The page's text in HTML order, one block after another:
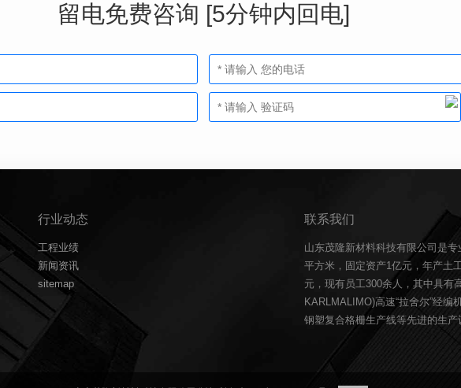
留电免费咨询 [5分钟内回电]
行业动态
工程业绩
新闻资讯
sitemap
联系我们
山东茂隆新材料科技有限公司是
平方米，固定资产1亿元，年产土
元，现有员工300余人，其中具有
KARLMALIMO)高速“拉舍尔”经编
钢塑复合格栅生产线等先进的生